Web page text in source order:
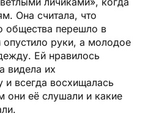
Она считала, что
общества перешло в
опустило руки, а молодое
Ей нравилось
видела их
всегда восхищалась
они её слушали и какие